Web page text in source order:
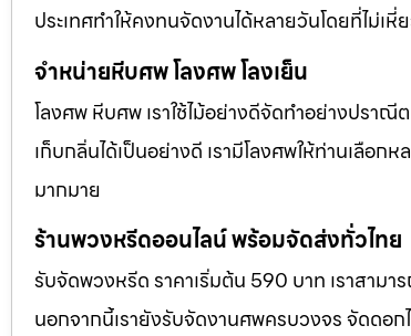
ประเทศทำให้คงทนจัดงานได้หลายวันโดยที่ไม่
จำหน่ายหีบศพ โลงศพ โลงเย็น
โลงศพ หีบศพ เราใช้ไม้อย่างดีจัดทำอย่างปรา
เก็บกลิ่นได้เป็นอย่างดี เรามีโลงศพให้ท่านเลื
มากมาย
ร้านพวงหรีดออนไลน์ พร้อมจัดส่งทั่วไทย
รับจัดพวงหรีด ราคาเริ่มต้น 590 บาท เราสาม
นอกจากนี้เรายังรับจัดงานศพครบวงจร จัดดอ